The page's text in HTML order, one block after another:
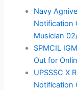
Navy
Notification
Musician
SPMCIL
Out for
UPSSSC X
Notification